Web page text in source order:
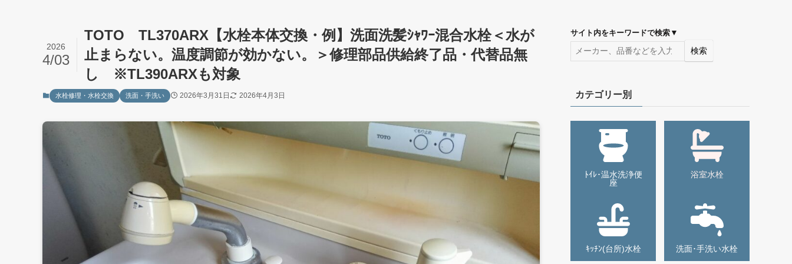
TOTO TL370ARX【水栓本体交換・例】洗面洗髪ｼｬﾜｰ混合水栓＜水が
止まらない。温度調節が効かない。＞修理部品供給終了品・代替品無
し ※TL390ARXも対象
2026
4/03
水栓修理・水栓交換 洗面・手洗い 2026年3月31日 2026年4月3日
サイト内をキーワードで検索 ▼
検索
カテゴリー別
ﾄｲﾚ･温水洗浄便
座
浴室水栓
ｷｯﾁﾝ(台所)水栓 洗面･手洗い水栓